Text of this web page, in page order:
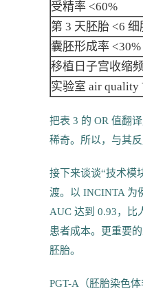
受精率 <60%
第 3 天胚胎 <6 细
囊胚形成率 <30%
移植日子宫收缩
实验室 air quality
把表 3 的 OR 值翻
稀奇。所以，与其
接下来谈谈“技术模
渡。以 INCINTA 为
AUC 达到 0.93，比
患者成本。更重要
胚胎。
PGT-A（胚胎染色